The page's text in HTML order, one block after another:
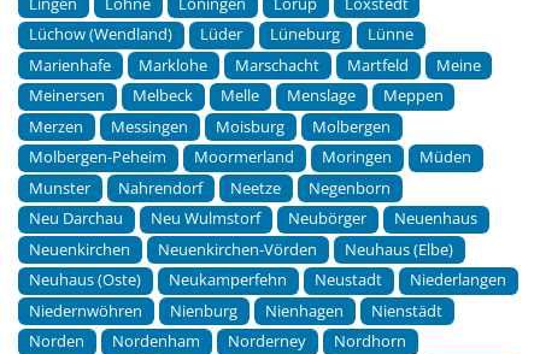
Lüchow (Wendland)
Lüder Lüneburg
Lünne
Marienhafe
Marklohe Marschacht Martfeld
Meine
Meinersen
Melbeck Melle Menslage
Meppen
Merzen
Messingen Moisburg
Molbergen
Molbergen-Peheim
Moormerland Moringen
Müden
Munster
Nahrendorf Neetze
Negenborn
Neu Darchau
Neu Wulmstorf Neubörger
Neuenhaus
Neuenkirchen
Neuenkirchen-Vörden
Neuhaus (Elbe)
Neuhaus (Oste)
Neukamperfehn Neustadt
Niederlangen
Niedernwöhren
Nienburg Nienhagen
Nienstädt
Norden
Nordenham Norderney
Nordhorn